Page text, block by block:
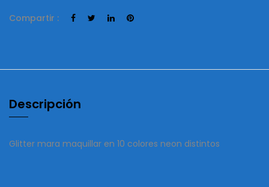
Compartir :
Descripción
Glitter mara maquillar en 10 colores neon distintos